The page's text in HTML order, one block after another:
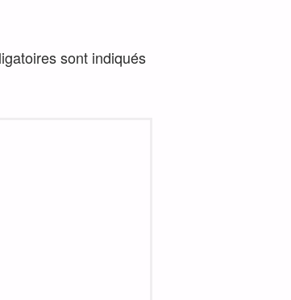
sont indiqués